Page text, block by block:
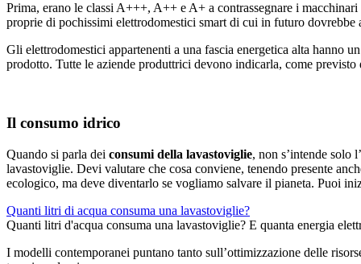
Prima, erano le classi A+++, A++ e A+ a contrassegnare i
proprie di pochissimi elettrodomestici smart di cui in futuro dovrebbe
Gli elettrodomestici appartenenti a una fascia energetica alta hanno
prodotto. Tutte le aziende produttrici devono indicarla, come previsto
Il consumo idrico
Quando si parla dei consumi della lavastoviglie, non s’intende solo
lavastoviglie. Devi valutare che cosa conviene, tenendo presente
ecologico, ma deve diventarlo se vogliamo salvare il pianeta. Puoi
Quanti litri di acqua consuma una lavastoviglie?
Quanti litri d'acqua consuma una lavastoviglie? E quanta energia
I modelli contemporanei puntano tanto sull’ottimizzazione delle